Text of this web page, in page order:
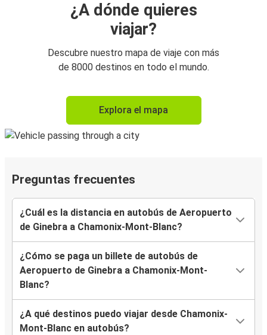
¿A dónde quieres
viajar?
Descubre nuestro mapa de viaje con más
de 8000 destinos en todo el mundo.
Explora el mapa
Preguntas frecuentes
¿Cuál es la distancia en autobús de Aeropuerto
de Ginebra a Chamonix-Mont-Blanc?
¿Cómo se paga un billete de autobús de
Aeropuerto de Ginebra a Chamonix-Mont-
Blanc?
¿A qué destinos puedo viajar desde Chamonix-
Mont-Blanc en autobús?